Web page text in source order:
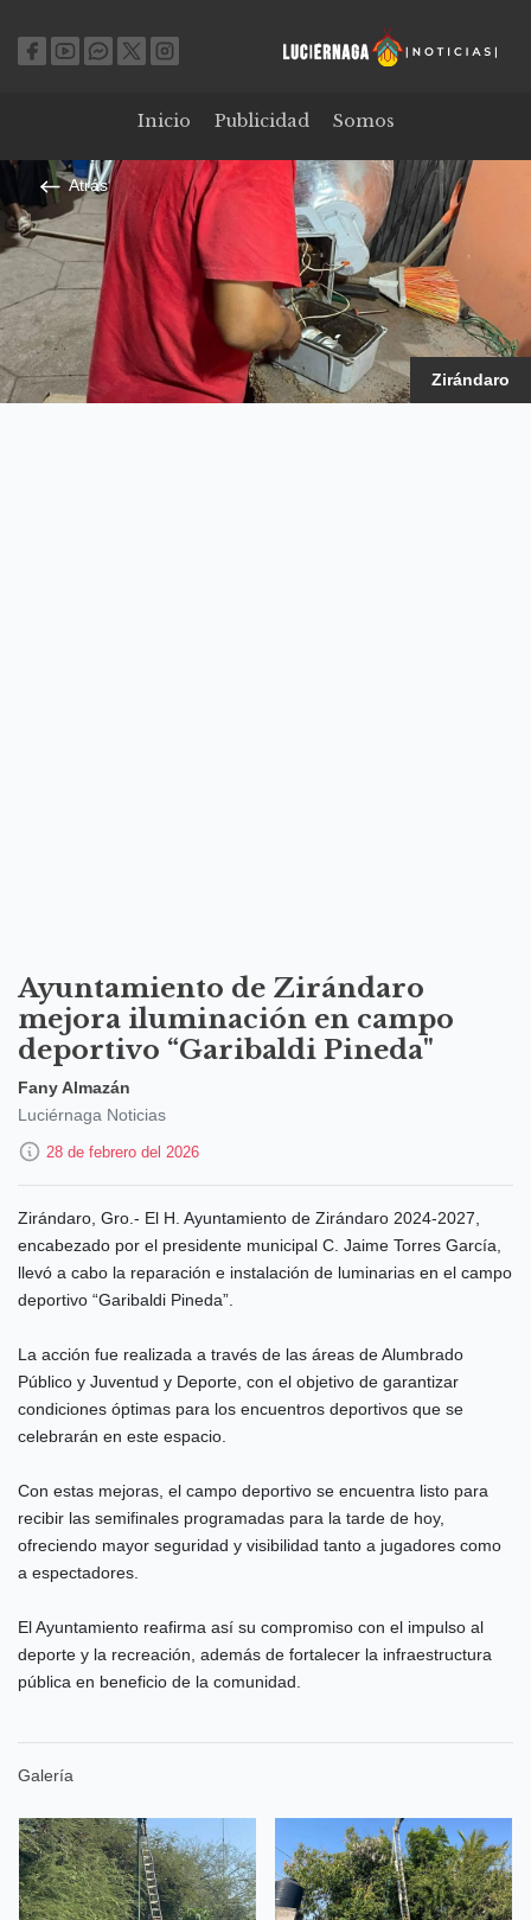
Inicio Publicidad Somos
Atrás
Zirándaro
Ayuntamiento de Zirándaro
mejora iluminación en campo
deportivo “Garibaldi Pineda"
Fany Almazán
Luciérnaga Noticias
28 de febrero del 2026
Zirándaro, Gro.- El H. Ayuntamiento de Zirándaro 2024-2027,
encabezado por el presidente municipal C. Jaime Torres García,
llevó a cabo la reparación e instalación de luminarias en el campo
deportivo “Garibaldi Pineda”.
La acción fue realizada a través de las áreas de Alumbrado
Público y Juventud y Deporte, con el objetivo de garantizar
condiciones óptimas para los encuentros deportivos que se
celebrarán en este espacio.
Con estas mejoras, el campo deportivo se encuentra listo para
recibir las semifinales programadas para la tarde de hoy,
ofreciendo mayor seguridad y visibilidad tanto a jugadores como
a espectadores.
El Ayuntamiento reafirma así su compromiso con el impulso al
deporte y la recreación, además de fortalecer la infraestructura
pública en beneficio de la comunidad.
Galería